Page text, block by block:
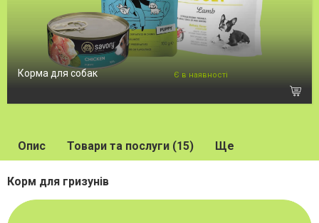
Корма для собак Є в наявності
Опис Товари та послуги (15) Ще
Корм для гризунів